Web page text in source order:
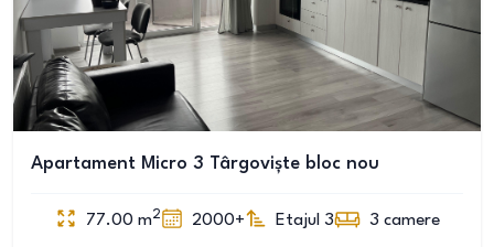
Apartament Micro 3 Târgoviște bloc nou
77.00 m2 2000+ Etajul 3 3 camere